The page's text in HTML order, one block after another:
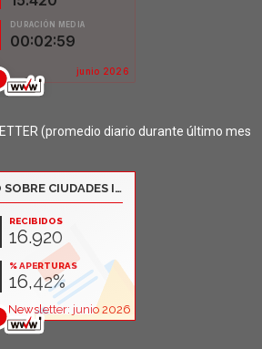
(promedio diario durante último mes